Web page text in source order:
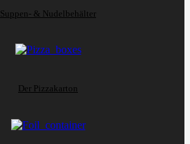
Suppen- & Nudelbehälter
Der Pizzakarton